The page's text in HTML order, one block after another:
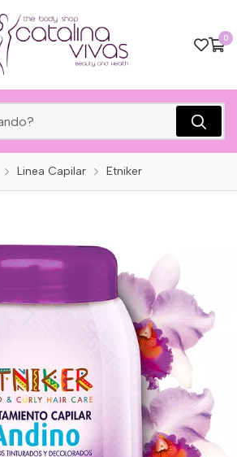
0
Linea Capilar Etniker